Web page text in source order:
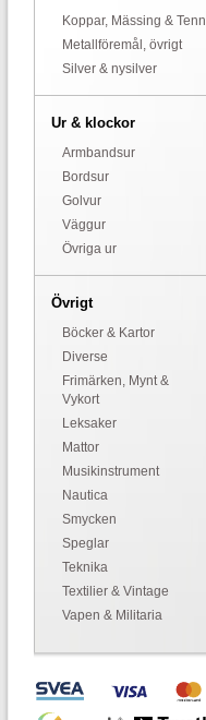
Koppar, Mässing & Tenn
Metallföremål, övrigt
Silver & nysilver
Ur & klockor
Armbandsur
Bordsur
Golvur
Väggur
Övriga ur
Övrigt
Böcker & Kartor
Diverse
Frimärken, Mynt &
Vykort
Leksaker
Mattor
Musikinstrument
Nautica
Smycken
Speglar
Teknika
Textilier & Vintage
Vapen & Militaria